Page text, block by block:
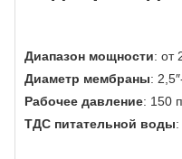
Диапазон мощности: от
Диаметр мембраны:
Рабочее давление: 150
ТДС питательной воды